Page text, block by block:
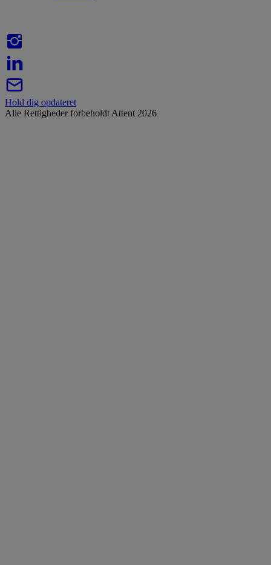
Hold dig opdateret
Alle Rettigheder forbeholdt Attent 2026